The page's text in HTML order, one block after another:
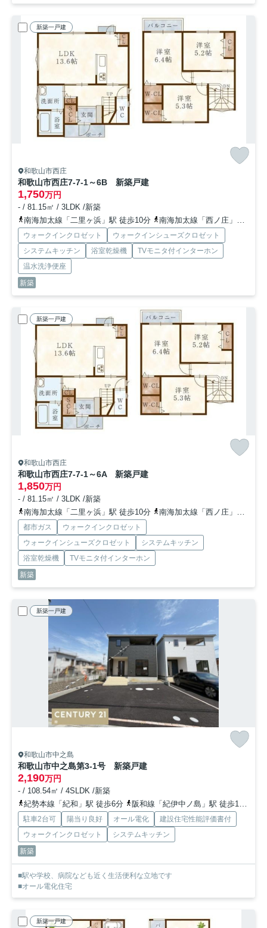
新築一戸建
和歌山市西庄
和歌山市西庄7-7-1～6B 新築戸建
1,750万円
- / 81.15㎡ / 3LDK /新築
南海加太線「二里ヶ浜」駅 徒歩10分
南海加太線「西ノ庄」駅 徒歩14分
ウォークインクロゼット
ウォークインシューズクロゼット
システムキッチン
浴室乾燥機
TVモニタ付インターホン
温水洗浄便座
新築
新築一戸建
和歌山市西庄
和歌山市西庄7-7-1～6A 新築戸建
1,850万円
- / 81.15㎡ / 3LDK /新築
南海加太線「二里ヶ浜」駅 徒歩10分
南海加太線「西ノ庄」駅 徒歩14分
都市ガス
ウォークインクロゼット
ウォークインシューズクロゼット
システムキッチン
浴室乾燥機
TVモニタ付インターホン
新築
新築一戸建
和歌山市中之島
和歌山市中之島第3-1号 新築戸建
2,190万円
- / 108.54㎡ / 4SLDK /新築
紀勢本線「紀和」駅 徒歩6分
阪和線「紀伊中ノ島」駅 徒歩13分
駐車2台可 陽当り良好 オール電化
建設住宅性能評価書付
ウォークインクロゼット
システムキッチン
新築
■駅や学校、病院なども近く生活便利な立地です
■オール電化住宅
新築一戸建